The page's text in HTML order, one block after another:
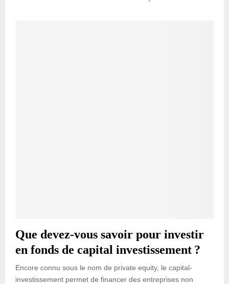
Que devez-vous savoir pour investir
en fonds de capital investissement ?
Encore connu sous le nom de private equity, le capital-
investissement permet de financer des entreprises non